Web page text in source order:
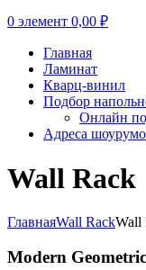
0 элемент 0,00 ₽
Главная
Ламинат
Кварц-винил
Подбор
Онлайн
Адреса
Wall Rack
ГлавнаяWall RackWall
Modern